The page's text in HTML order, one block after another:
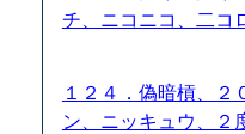
チ、ニコニコ、二
１２４．偽暗槓、２
ン、ニッキュウ、